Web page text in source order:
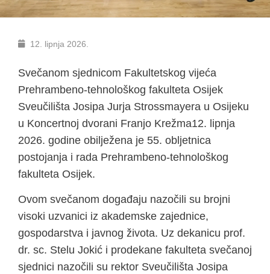
12. lipnja 2026.
Svečanom sjednicom Fakultetskog vijeća
Prehrambeno-tehnološkog fakulteta Osijek
Sveučilišta Josipa Jurja Strossmayera u Osijeku
u Koncertnoj dvorani Franjo Krežma12. lipnja
2026. godine obilježena je 55. obljetnica
postojanja i rada Prehrambeno-tehnološkog
fakulteta Osijek.
Ovom svečanom događaju nazočili su brojni
visoki uzvanici iz akademske zajednice,
gospodarstva i javnog života. Uz dekanicu prof.
dr. sc. Stelu Jokić i prodekane fakulteta svečanoj
sjednici nazočili su rektor Sveučilišta Josipa